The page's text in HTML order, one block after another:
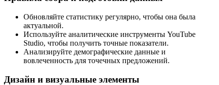
Обновляйте статистику регулярно, чтобы она была
актуальной.
Используйте аналитические инструменты YouTube
Studio, чтобы получить точные показатели.
Анализируйте демографические данные и
вовлеченность для точечных предложений.
Дизайн и визуальные элементы